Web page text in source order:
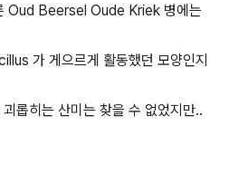
Oud Beersel Oude Kriek 병에는
가 게으르게 활동했던 모양인지
롭히는 산미는 찾을 수 없었지만..